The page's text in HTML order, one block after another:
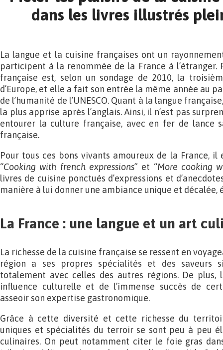
dans les livres illustrés
La langue et la cuisine françaises ont un
participent à la renommée de la France à l’étranger.
française est, selon un sondage de 2010, la
d’Europe, et elle a fait son entrée la même année au
de l’humanité de l’UNESCO. Quant à la langue
la plus apprise après l’anglais. Ainsi, il n’est pas
entourer la culture française, avec en fer de lance
française.
Pour tous ces bons vivants amoureux de la France,
“Cooking with french expressions” et “More cooking
livres de cuisine ponctués d’expressions et
manière à lui donner une ambiance unique et décalée,
La France : une langue et un art
La richesse de la cuisine française se ressent en
région a ses propres spécialités et des saveurs
totalement avec celles des autres régions. De
influence culturelle et de l’immense succès de
asseoir son expertise gastronomique.
Grâce à cette diversité et cette richesse du
uniques et spécialités du terroir se sont peu à peu
culinaires. On peut notamment citer le foie gras